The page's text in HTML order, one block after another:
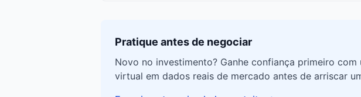
Pratique antes de negociar
Novo no investimento? Ganhe confiança primeiro
virtual em dados reais de mercado antes de arriscar